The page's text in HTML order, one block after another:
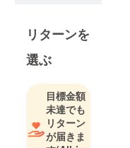
んでいるス
イーツブラ
ンド。
熟練した職
人の魔法か
らうまれる
アートキャ
リターンを
選ぶ
目標金額
未達でも
リターン
が届きま